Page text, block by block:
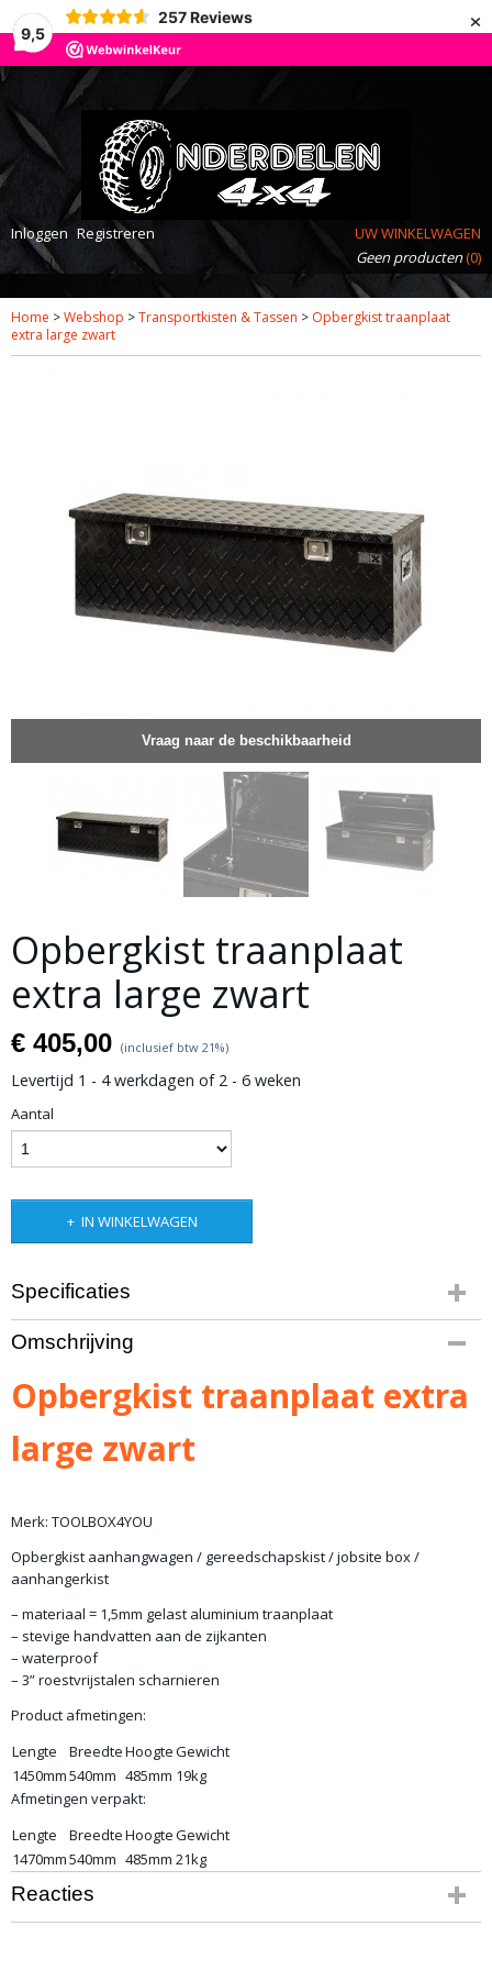
9,5
257 Reviews ×
Inloggen Registreren
UW WINKELWAGEN
Geen producten(0)
Home >Webshop >Transportkisten & Tassen > Opbergkist traanplaat
extra large zwart
Vraag naar de beschikbaarheid
Opbergkist traanplaat
extra large zwart
€ 405,00 (inclusief btw 21%)
Levertijd 1 - 4 werkdagen of 2 - 6 weken
Aantal
IN WINKELWAGEN
Specificaties
Productcode leverancier
JSB14B
Bruto gewicht
31,00 Kg
Omschrijving
Opbergkist traanplaat extra
large zwart
Merk: TOOLBOX4YOU
Opbergkist aanhangwagen / gereedschapskist / jobsite box /
aanhangerkist
– materiaal = 1,5mm gelast aluminium traanplaat
– stevige handvatten aan de zijkanten
– waterproof
– 3” roestvrijstalen scharnieren
Product afmetingen:
Lengte
BreedteHoogteGewicht
1450mm540mm 485mm 19kg
Afmetingen verpakt:
Lengte
BreedteHoogteGewicht
1470mm540mm 485mm 21kg
Reacties